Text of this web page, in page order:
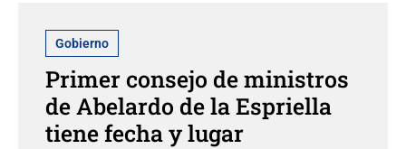
Gobierno
Primer consejo de ministros
de Abelardo de la Espriella
tiene fecha y lugar